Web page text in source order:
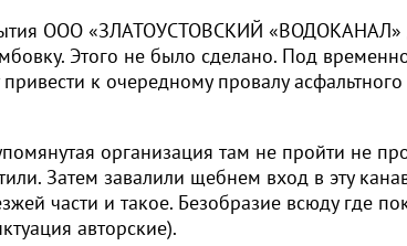
ООО «ЗЛАТОУСТОВСКИЙ «ВОДОКАНАЛ»
Этого не было сделано. Под
привести к очередному провалу
организация там не пройти не
Затем завалили щебнем вход в эту
части и такое. Безобразие всюду где
авторские).